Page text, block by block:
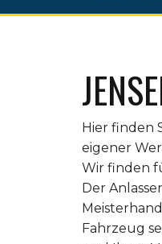
Hier finden
eigener
Wir finden
Der
Fahrzeug